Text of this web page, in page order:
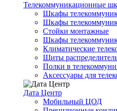
Телекоммуникационные
Шкафы
Шкафы
Стойки монтажные
Шкафы
Климатические
Щиты
Полки в
Аксессуары для
Дата Центр
Мобильный ЦОД